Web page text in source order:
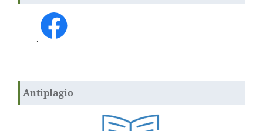
.
Antiplagio